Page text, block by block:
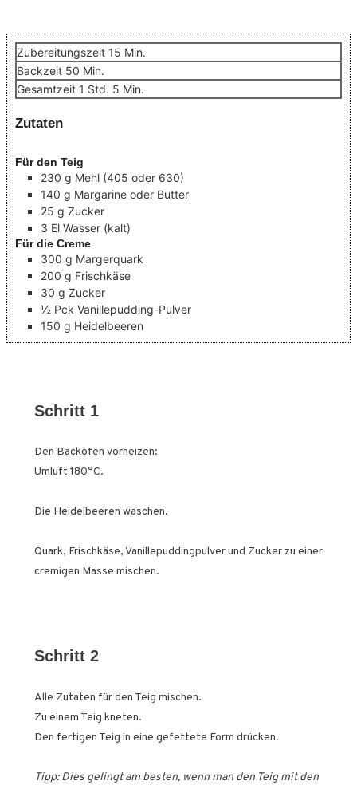
Zubereitungszeit 15 Minuten
Min.
Backzeit 50 Minuten
Min.
Gesamtzeit 1 Stunde
Std. 5 Minuten
Min.
Zutaten
Für den Teig
230 g Mehl (405 oder 630)
140 g Margarine oder Butter
25 g Zucker
3 El Wasser (kalt)
Für die Creme
300 g Margerquark
200 g Frischkäse
30 g Zucker
½ Pck Vanillepudding-Pulver
150 g Heidelbeeren
Schritt 1
Den Backofen vorheizen:
Umluft 180°C.
Die Heidelbeeren waschen.
Quark, Frischkäse, Vanillepuddingpulver und Zucker zu einer
cremigen Masse mischen.
Schritt 2
Alle Zutaten für den Teig mischen.
Zu einem Teig kneten.
Den fertigen Teig in eine gefettete Form drücken.
Tipp: Dies gelingt am besten, wenn man den Teig mit den